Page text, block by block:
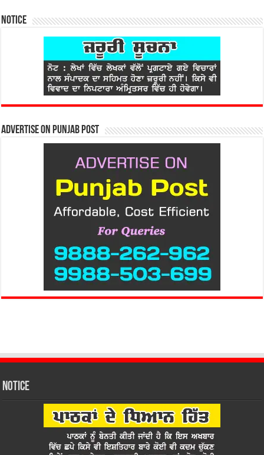
Notice
Advertise on Punjab Post
Notice